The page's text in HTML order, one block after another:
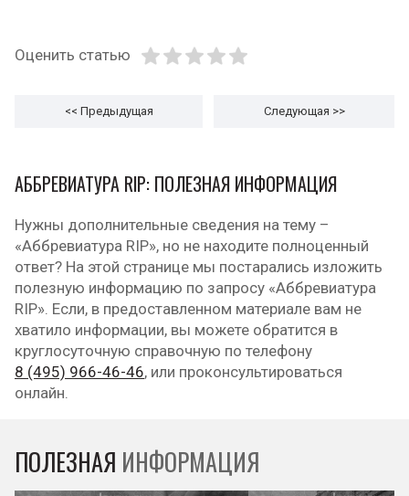
Оценить статью
<< Предыдущая Следующая >>
АББРЕВИАТУРА RIP: ПОЛЕЗНАЯ ИНФОРМАЦИЯ
Нужны дополнительные сведения на тему –
«Аббревиатура RIP», но не находите полноценный
ответ? На этой странице мы постарались изложить
полезную информацию по запросу «Аббревиатура
RIP». Если, в предоставленном материале вам не
хватило информации, вы можете обратится в
круглосуточную справочную по телефону
8 (495) 966-46-46, или проконсультироваться
онлайн.
ПОЛЕЗНАЯ ИНФОРМАЦИЯ